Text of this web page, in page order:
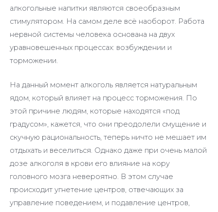
алкогольные напитки являются своеобразным
стимулятором. На самом деле всё наоборот. Работа
нервной системы человека основана на двух
уравновешенных процессах: возбуждении и
торможении.
На данный момент алкоголь является натуральным
ядом, который влияет на процесс торможения. По
этой причине людям, которые находятся «под
градусом», кажется, что они преодолели смущение и
скучную рациональность, теперь ничто не мешает им
отдыхать и веселиться. Однако даже при очень малой
дозе алкоголя в крови его влияние на кору
головного мозга невероятно. В этом случае
происходит угнетение центров, отвечающих за
управление поведением, и подавление центров,